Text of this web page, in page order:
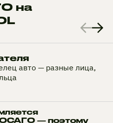
на
авто — разные лица,
ОСАГО — поэтому